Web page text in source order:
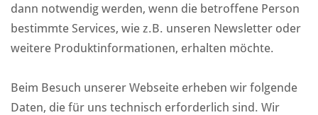
dann notwendig werden, wenn die betroffene Person
bestimmte Services, wie z.B. unseren Newsletter oder
weitere Produktinformationen, erhalten möchte.
Beim Besuch unserer Webseite erheben wir folgende
Daten, die für uns technisch erforderlich sind. Wir